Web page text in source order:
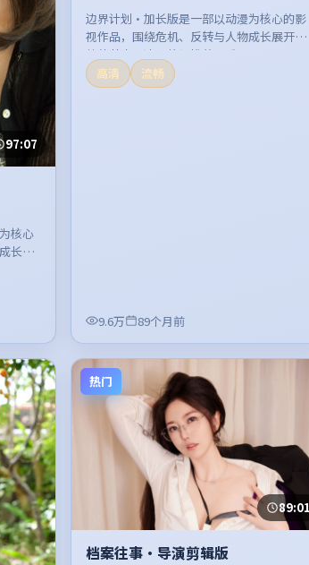
97:07
核心
长展
边界计划·加长版是一部以动漫为核心的影
视作品，围绕危机、反转与人物成长展开，
整体节奏紧凑，值得推荐观看。
高清
流畅
9.6万 89个月前
热门
89:01
档案往事·导演剪辑版